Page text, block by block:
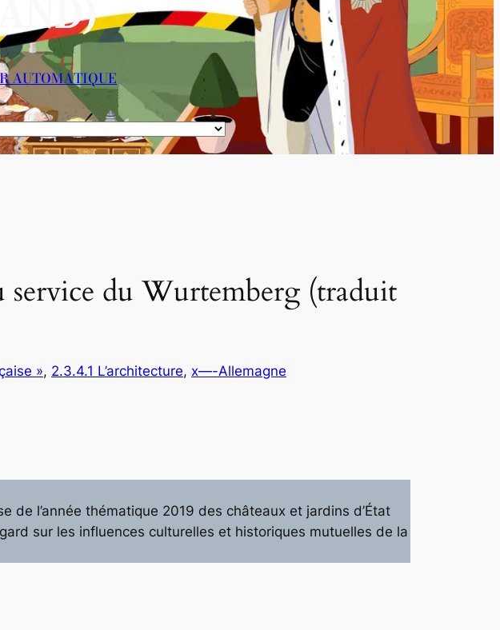
AUTOMATIQUE
service du Wurtemberg (traduit
», 2.3.4.1 L’architecture, x—-Allemagne
l’année thématique 2019 des châteaux et jardins d’État
sur les influences culturelles et historiques mutuelles de la